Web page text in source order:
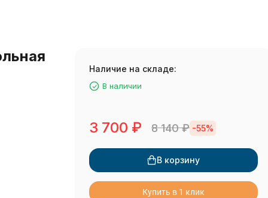
Наличие на складе:
В наличии
3 700 ₽ 8 140₽ -55%
В корзину
Купить в 1 клик